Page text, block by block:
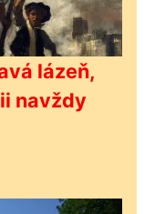
lázeň,
navždy